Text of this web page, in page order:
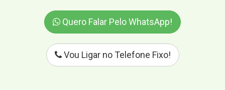
Quero Falar Pelo WhatsApp!
Vou Ligar no Telefone Fixo!